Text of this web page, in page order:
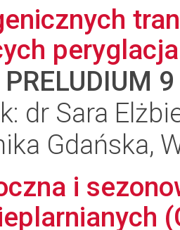
PRELUDIUM 9
dr Sara
Gdańska,
i